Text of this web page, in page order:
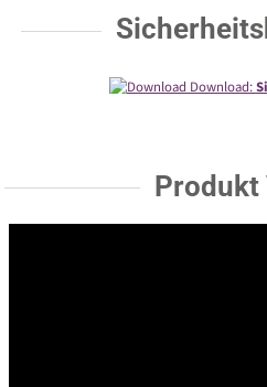
Download:
Produkt